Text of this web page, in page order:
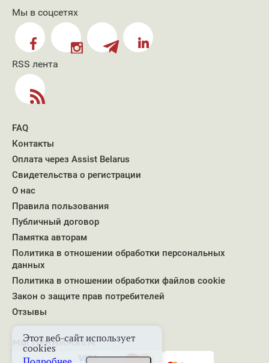
Мы в соцсетях
RSS лента
FAQ
Контакты
Оплата через Assist Belarus
Свидетельства о регистрации
О нас
Правила пользования
Публичный договор
Памятка авторам
Политика в отношении обработки персональных
данных
Политика в отношении обработки файлов cookie
Закон о защите прав потребителей
Отзывы
МЫ ПРИНИМАЕМ
Этот веб-сайт использует
cookies